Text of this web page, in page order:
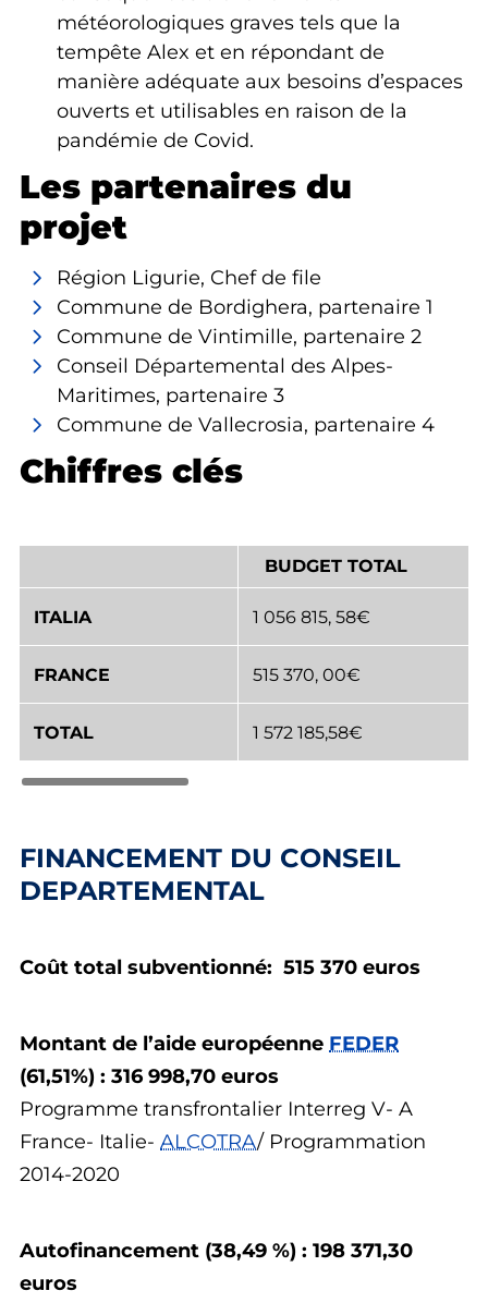
météorologiques graves tels que la
tempête Alex et en répondant de
manière adéquate aux besoins d’espaces
ouverts et utilisables en raison de la
pandémie de Covid.
Les partenaires du
projet
Région Ligurie, Chef de file
Commune de Bordighera, partenaire 1
Commune de Vintimille, partenaire 2
Conseil Départemental des Alpes-
Maritimes, partenaire 3
Commune de Vallecrosia, partenaire 4
Chiffres clés
BUDGET TOTAL
ITALIA 1 056 815, 58€
FRANCE 515 370, 00€
TOTAL 1 572 185,58€
FINANCEMENT DU CONSEIL
DEPARTEMENTAL
Coût total subventionné: 515 370 euros
Montant de l’aide européenne FEDER
(61,51%) : 316 998,70 euros
Programme transfrontalier Interreg V- A
France- Italie- ALCOTRA/ Programmation
2014-2020
Autofinancement (38,49 %) : 198 371,30
euros